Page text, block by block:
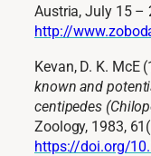
Austria, July 15 –
http://
Kevan, D. K. McE
known and
centipedes
Zoology, 1983,
https://doi.org/